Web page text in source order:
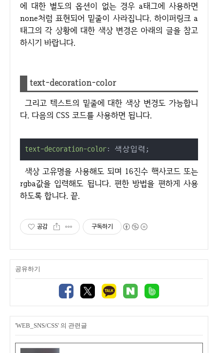
에 대한 별도의 옵션이 없는 경우 a태그에 사용하면
none처럼 표현되어 밑줄이 사라집니다. 하이퍼링크 a
태그의 각 상황에 대한 색상 변경은 아래의 글을 참고
하시기 바랍니다.
text-decoration-color
그리고 텍스트의 밑줄에 대한 색상 변경도 가능합니
다. 다음의 CSS 코드를 사용하면 됩니다.
text-decoration-color: 색상입력;
색상 고유명을 사용해도 되며 16진수 핵사코드 또는
rgba값을 입력해도 됩니다. 편한 방법을 편하게 사용
하도록 합니다. 끝.
공감 구독하기
공유하기
'WEB_SNS/CSS' 의 관련글